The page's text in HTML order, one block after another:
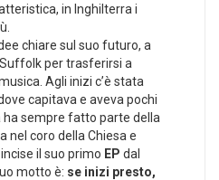
in Inghilterra i
chiare sul suo futuro, a
per trasferirsi a
Agli inizi c’è stata
capitava e aveva pochi
ha sempre fatto parte della
nel coro della Chiesa e
il suo primo EP dal
motto è: se inizi presto,